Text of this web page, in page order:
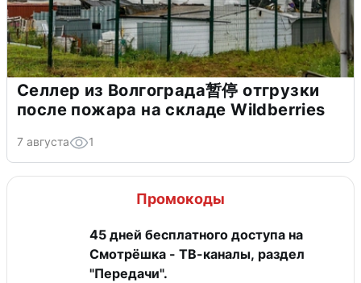
Селлер из Волгограда暂停 отгрузки
после пожара на складе Wildberries
7 августа 1
Промокоды
45 дней бесплатного доступа на
Смотрёшка - ТВ-каналы, раздел
"Передачи".